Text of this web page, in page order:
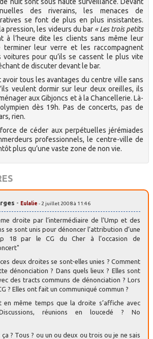
des riverains, les menaces de
se font de plus en plus insistantes.
pression, les videurs du bar « Les trois petits
à l’heure dite les clients sans même leur
terminer leur verre et les raccompagnent
voitures pour qu’ils se cassent le plus vite
de discuter devant le bar.
tous les avantages du centre ville sans
veulent dormir sur leur deux oreilles, ils
aux Gibjoncs et à la Chancellerie. Là-
dès 19h. Pas de concerts, pas de
rien.
de céder aux perpétuelles jérémiades
professionnels, le centre-ville de
plus qu’une vaste zone de non vie.
- Eulalie - 2 juillet 2008 à 11:46
droite par l’intermédiaire de l’Ump et des
se sont unis pour dénoncer l’attribution d’une
18 par le CG du Cher à l’occasion de
deux droites se sont-elles unies ? Comment
dénonciation ? Dans quels lieux ? Elles sont
des tracts communs de dénonciation ? Lors
? Elles ont fait un communiqué commun ?
en même temps que la droite s’affiche avec
Discussions, réunions en loucedé ? No
? Tous ? ou un ou deux ou trois ou je ne sais